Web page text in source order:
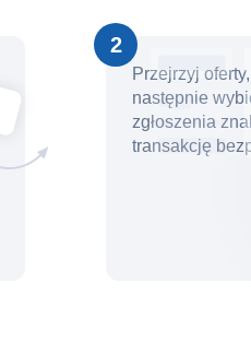
2
Przejrzyj
następnie
zgłoszenia
transakcję